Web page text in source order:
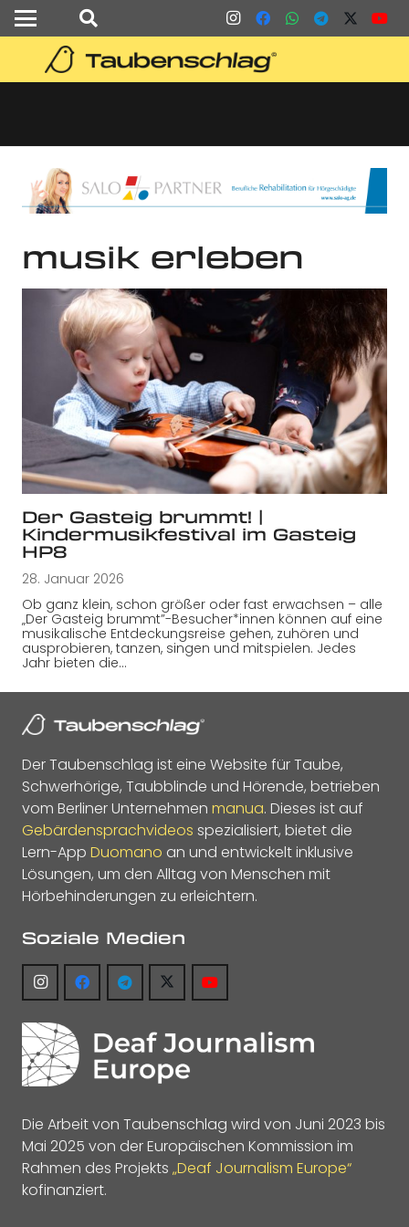
musik erleben
Der Gasteig brummt! |
Kindermusikfestival im Gasteig
HP8
28. Januar 2026
Ob ganz klein, schon größer oder fast erwachsen – alle
„Der Gasteig brummt”-Besucher*innen können auf eine
musikalische Entdeckungsreise gehen, zuhören und
ausprobieren, tanzen, singen und mitspielen. Jedes
Jahr bieten die…
Der Taubenschlag ist eine Website für Taube,
Schwerhörige, Taubblinde und Hörende, betrieben
vom Berliner Unternehmen manua. Dieses ist auf
Gebärdensprachvideos spezialisiert, bietet die
Lern-App Duomano an und entwickelt inklusive
Lösungen, um den Alltag von Menschen mit
Hörbehinderungen zu erleichtern.
Soziale Medien
Die Arbeit von Taubenschlag wird von Juni 2023 bis
Mai 2025 von der Europäischen Kommission im
Rahmen des Projekts „Deaf Journalism Europe“
kofinanziert.